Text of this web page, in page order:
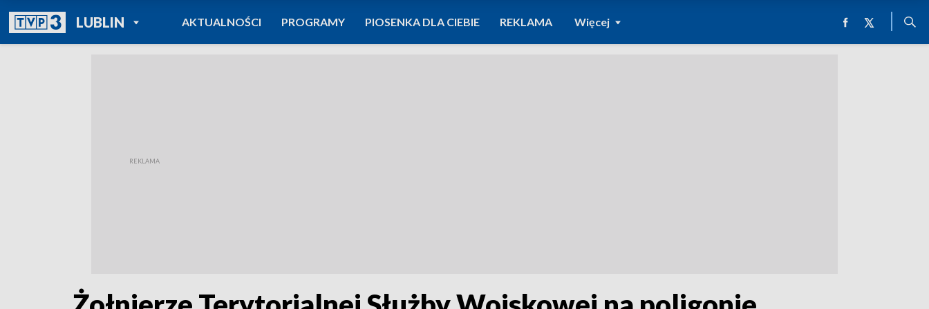
LUBLINPOWRÓT DO
TVP REGIONY
AKTUALNOŚCI PROGRAMY PIOSENKA DLA CIEBIE REKLAMA Więcej